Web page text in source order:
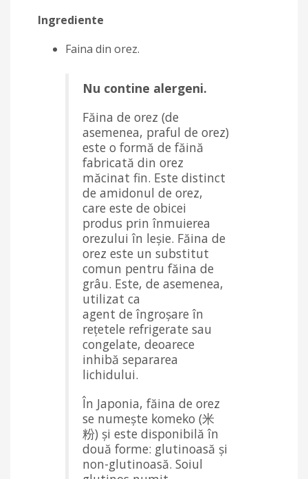
Ingrediente
Faina din orez.
Nu contine alergeni.
Făina de orez (de
asemenea, praful de orez)
este o formă de făină
fabricată din orez
măcinat fin. Este distinct
de amidonul de orez,
care este de obicei
produs prin înmuierea
orezului în leșie. Făina de
orez este un substitut
comun pentru făina de
grâu. Este, de asemenea,
utilizat ca
agent de îngroșare în
rețetele refrigerate sau
congelate, deoarece
inhibă separarea
lichidului.
În Japonia, făina de orez
se numește komeko (米
粉) și este disponibilă în
două forme: glutinoasă și
non-glutinoasă. Soiul